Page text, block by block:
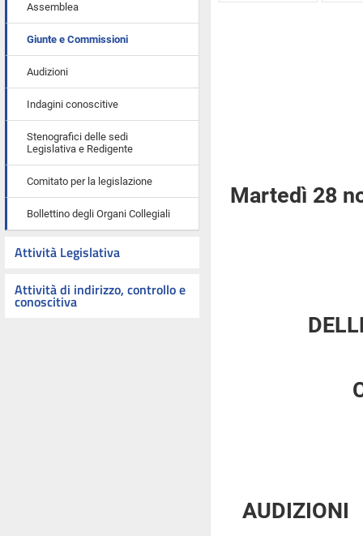
Assemblea
Giunte e Commissioni
Audizioni
Indagini conoscitive
Stenografici delle sedi
Legislativa e Redigente
Comitato per la legislazione
Bollettino degli Organi Collegiali
Attività Legislativa
Attività di indirizzo, controllo e
conoscitiva
Martedì 28
AUDIZIONI